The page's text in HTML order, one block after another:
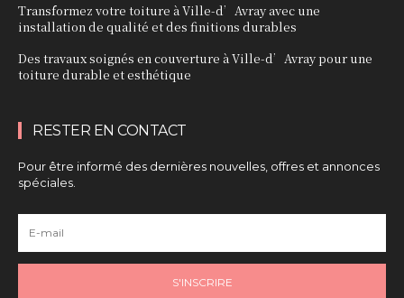
Transformez votre toiture à Ville-d’Avray avec une
installation de qualité et des finitions durables
Des travaux soignés en couverture à Ville-d’Avray pour une
toiture durable et esthétique
RESTER EN CONTACT
Pour être informé des dernières nouvelles, offres et annonces
spéciales.
S'INSCRIRE